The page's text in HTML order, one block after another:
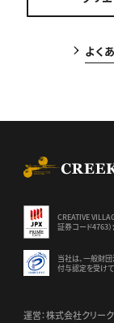
よく
CREATIVE
証券コード4763）
当社は、一般財
付与認定を受けて
運営：株式会社クリー